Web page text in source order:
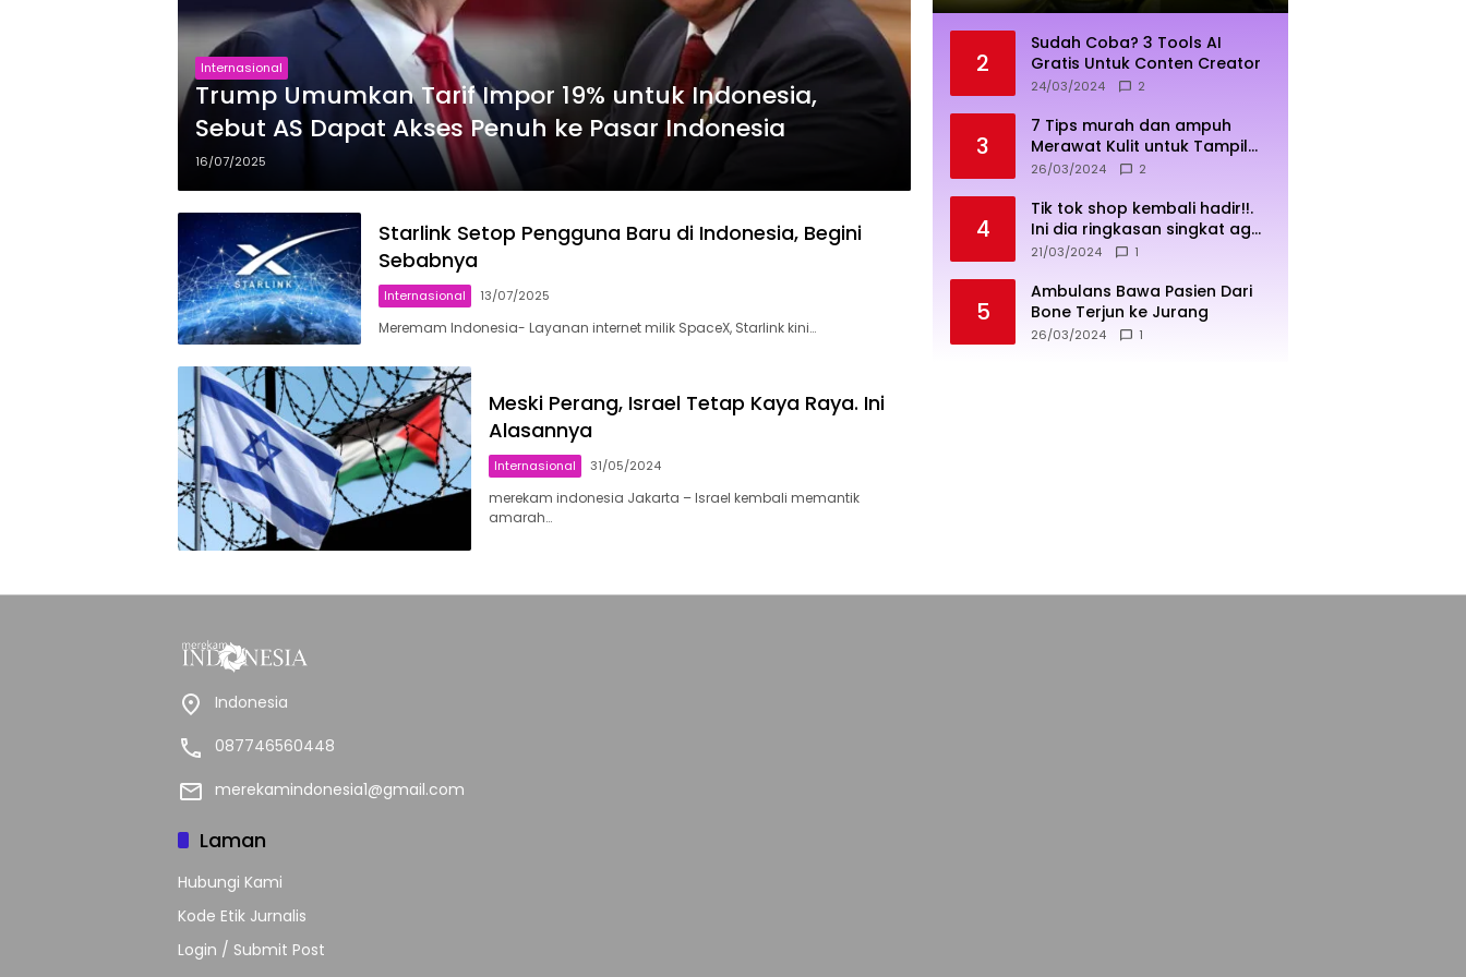
Internasional
Trump Umumkan Tarif Impor 19% untuk Indonesia,
Sebut AS Dapat Akses Penuh ke Pasar Indonesia
16/07/2025
Starlink Setop Pengguna Baru di Indonesia, Begini
Sebabnya
Internasional 13/07/2025
Meremam Indonesia- Layanan internet milik SpaceX, Starlink kini…
Meski Perang, Israel Tetap Kaya Raya. Ini
Alasannya
Internasional 31/05/2024
merekam indonesia Jakarta – Israel kembali memantik
amarah…
2
Sudah Coba? 3 Tools AI
Gratis Untuk Conten Creator
24/03/2024 2
3
7 Tips murah dan ampuh
Merawat Kulit untuk Tampil
Sehat dan Cerah
26/03/2024 2
4
Tik tok shop kembali hadir!!.
Ini dia ringkasan singkat agar
penjualan lebih sukses
21/03/2024 1
5
Ambulans Bawa Pasien Dari
Bone Terjun ke Jurang
26/03/2024 1
Indonesia
087746560448
merekamindonesia1@gmail.com
Laman
Hubungi Kami
Kode Etik Jurnalis
Login / Submit Post